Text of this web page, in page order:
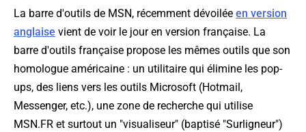
La barre d'outils de MSN, récemment dévoilée en version
anglaise vient de voir le jour en version française. La
barre d'outils française propose les mêmes outils que son
homologue américaine : un utilitaire qui élimine les pop-
ups, des liens vers les outils Microsoft (Hotmail,
Messenger, etc.), une zone de recherche qui utilise
MSN.FR et surtout un "visualiseur" (baptisé "Surligneur")